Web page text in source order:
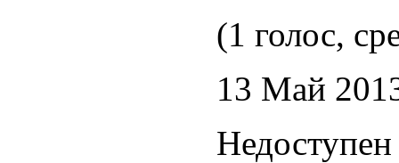
(1 голос,
13 Май